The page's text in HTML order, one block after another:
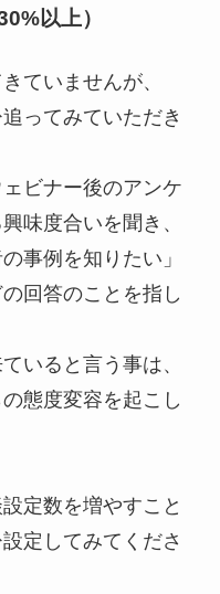
以上）
ていませんが、
ってみていただき
ビナー後のアンケ
味度合いを聞き、
事例を知りたい」
回答のことを指し
いると言う事は、
態度変容を起こし
定数を増やすこと
定してみてくださ